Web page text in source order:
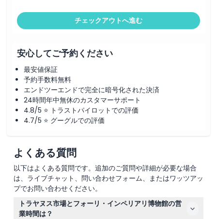
場所
キャンセルポリシー
チェックアウトへ進む
安心してご予約ください
最安値保証
予約手数料無料
エンドツーエンドで完全に暗号化された決済
24時間年中無休のカスタマーサポート
4.8/5 ⭐ トラストパイロットでの評価
4.7/5 ⭐ グーグルでの評価
よくある質問
以下はよくある質問です。追加のご質問や詳細が必要な場合
は、ライブチャット、問い合わせフォーム、またはワッツアッ
プでお問い合わせください。
トラヤヌス市場とフォーリ・インペリアリ博物館の営
業時間は？